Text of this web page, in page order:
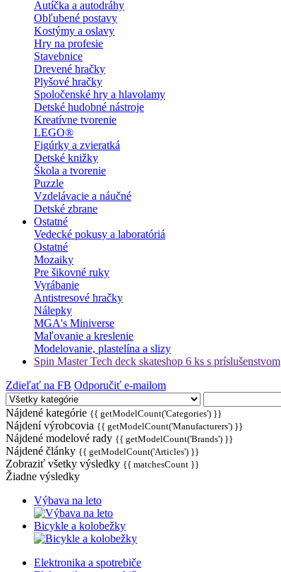
Autíčka a autodráhy
Obľubené postavy
Kostýmy a oslavy
Hry na profesie
Stavebnice
Drevené hračky
Plyšové hračky
Spoločenské hry a hlavolamy
Detské hudobné nástroje
Kreatívne tvorenie
LEGO®
Figúrky a zvieratká
Detské knižky
Škola a tvorenie
Puzzle
Vzdelávacie a náučné
Detské zbrane
Ostatné
Vedecké pokusy a laboratóriá
Ostatné
Mozaiky
Pre šikovné ruky
Vyrábanie
Antistresové hračky
Nálepky
MGA's Miniverse
Maľovanie a kreslenie
Modelovanie, plastelína a slizy
Spin Master Tech deck skateshop 6 ks s príslušenstvom
Zdieľať na FB Odporučiť e-mailom
Nájdené kategórie {{ getModelCount('Categories') }}
Nájdení výrobcovia {{ getModelCount('Manufacturers') }}
Nájdené modelové rady {{ getModelCount('Brands') }}
Nájdené články {{ getModelCount('Articles') }}
Zobraziť všetky výsledky {{ matchesCount }}
Žiadne výsledky
Výbava na leto
Bicykle a kolobežky
Elektronika a spotrebiče